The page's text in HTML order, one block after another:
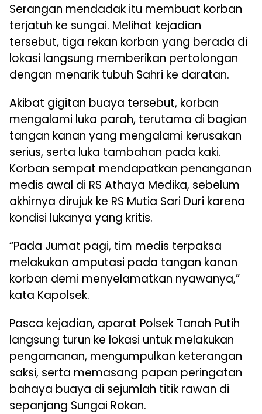
Serangan mendadak itu membuat korban
terjatuh ke sungai. Melihat kejadian
tersebut, tiga rekan korban yang berada di
lokasi langsung memberikan pertolongan
dengan menarik tubuh Sahri ke daratan.
Akibat gigitan buaya tersebut, korban
mengalami luka parah, terutama di bagian
tangan kanan yang mengalami kerusakan
serius, serta luka tambahan pada kaki.
Korban sempat mendapatkan penanganan
medis awal di RS Athaya Medika, sebelum
akhirnya dirujuk ke RS Mutia Sari Duri karena
kondisi lukanya yang kritis.
“Pada Jumat pagi, tim medis terpaksa
melakukan amputasi pada tangan kanan
korban demi menyelamatkan nyawanya,”
kata Kapolsek.
Pasca kejadian, aparat Polsek Tanah Putih
langsung turun ke lokasi untuk melakukan
pengamanan, mengumpulkan keterangan
saksi, serta memasang papan peringatan
bahaya buaya di sejumlah titik rawan di
sepanjang Sungai Rokan.